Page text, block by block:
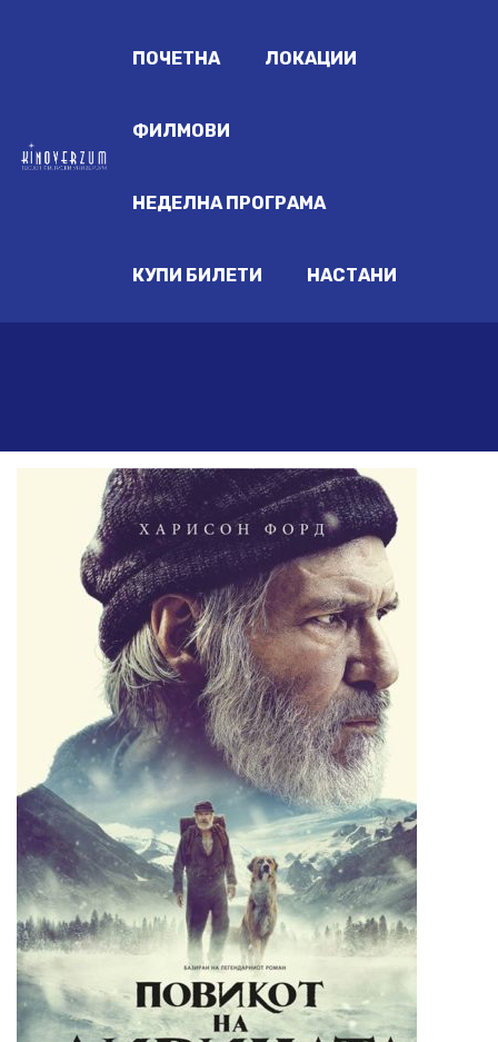
ПОЧЕТНА ЛОКАЦИИ
ФИЛМОВИ
НЕДЕЛНА ПРОГРАМА
КУПИ БИЛЕТИ НАСТАНИ